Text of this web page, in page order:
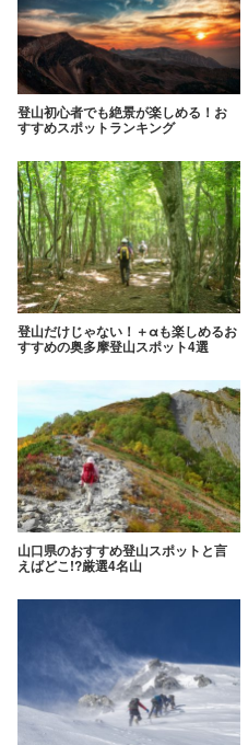
登山初心者でも絶景が楽しめる！お
すすめスポットランキング
登山だけじゃない！＋αも楽しめるお
すすめの奥多摩登山スポット4選
山口県のおすすめ登山スポットと言
えばどこ!?厳選4名山